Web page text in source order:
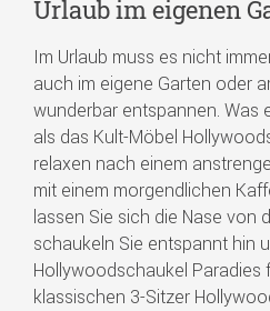
Urlaub im eigenen
Im Urlaub muss es nicht
auch im eigene Garten oder
wunderbar entspannen. Was
als das Kult-Möbel
relaxen nach einem
mit einem morgendlichen
lassen Sie sich die Nase von
schaukeln Sie entspannt hin
Hollywoodschaukel Paradies
klassischen 3-Sitzer